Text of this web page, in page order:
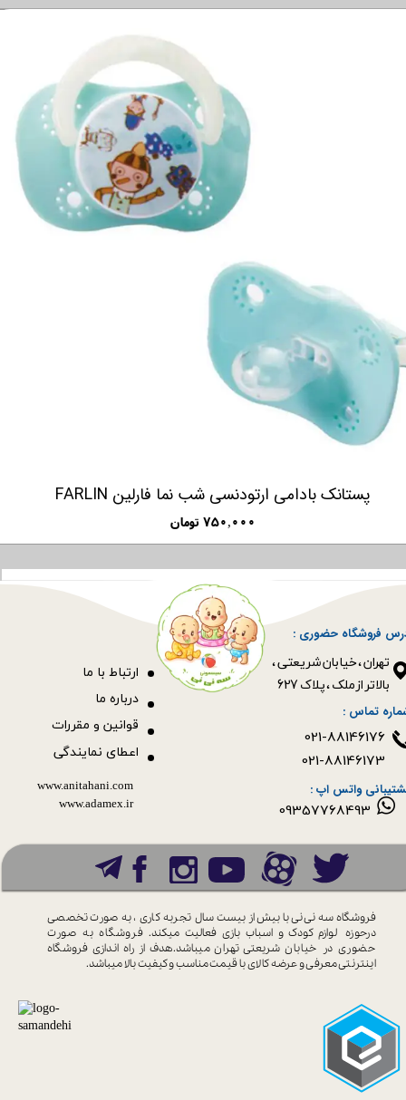
پستانک بادامی ارتودنسی شب نما فارلین FARLIN
۷۵۰,۰۰۰ تومان
فروشگاه حضوری :
​​​​​​​تهران ، خیابان شریعتی ،
بالاتر از ملک ، پلاک 627​​​​​​​
قوانین و مقررات
ارتباط با ما
09357768493
درباره ما
اعطای نمایندگی
www.anitahani.com
www.ada​​​​​​​mex.ir
فروشگاه سه نی نی با بیش از بیست سال تجربه کاری ، به صورت تخصصی
درحوزه لوازم کودک و اسباب بازی فعالیت میکند. فروشگاه به صورت
حضوری در خیابان شریعتی تهران میباشد.هدف از راه اندازی فروشگاه
اینترنتی معرفی و عرضه کالای باقیمت مناسب و کیفیت بالا میباشد.
تماس :
واتس اپ :